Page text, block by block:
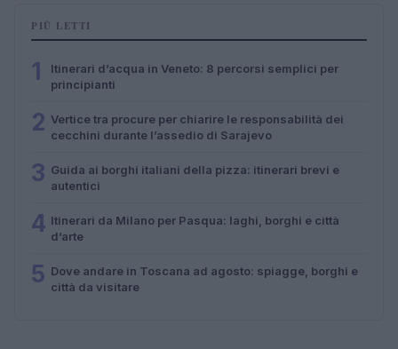
PIÙ LETTI
1
Itinerari d’acqua in Veneto: 8 percorsi semplici per
principianti
2 Vertice tra procure per chiarire le responsabilità dei
cecchini durante l’assedio di Sarajevo
3 Guida ai borghi italiani della pizza: itinerari brevi e
autentici
4 Itinerari da Milano per Pasqua: laghi, borghi e città
d’arte
5 Dove andare in Toscana ad agosto: spiagge, borghi e
città da visitare